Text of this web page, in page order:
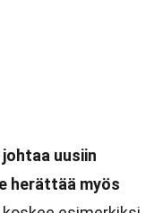
uusiin
herättää myös